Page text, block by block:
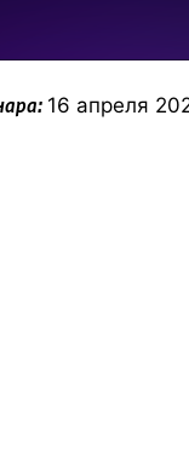
16 апреля